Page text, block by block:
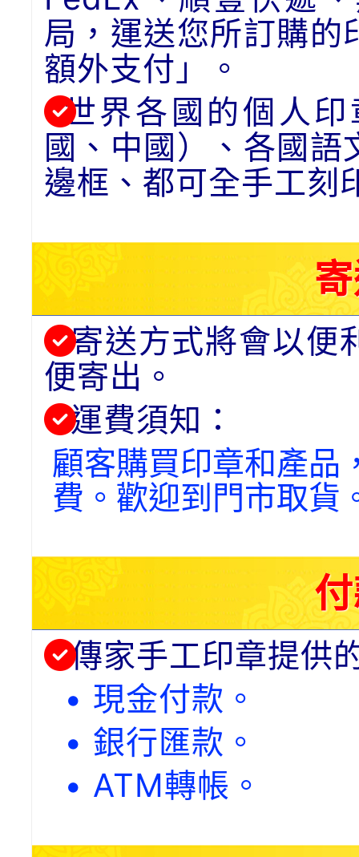
局，運送您所訂購的
額外支付」。
世界各國的個人
國、中國）、各國
邊框、都可全手工刻
寄送方式將會以便
便寄出。
運費須知：
顧客購買印章和產品
費。歡迎到門市取貨
傳家手工印章提供
• 現金付款。
• 銀行匯款。
• ATM轉帳。